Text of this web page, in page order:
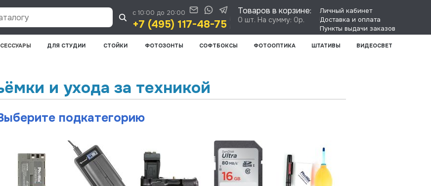
Личный кабинет
Доставка и оплата
Пункты выдачи заказов
Товаров в корзине:
0 шт. На сумму: 0р.
с 10:00 до 20:00
+7 (495) 117-48-75
ДЛЯ СТУДИИ СТОЙКИ ФОТОЗОНТЫ СОФТБОКСЫ ФОТООПТИКА ШТАТИВЫ ВИДЕОСВЕТ
и ухода за техникой
подкатегорию